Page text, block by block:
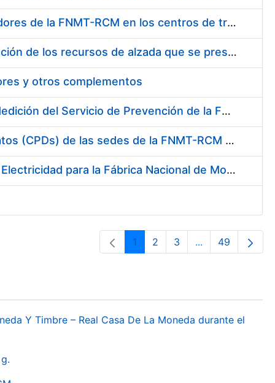
Suministro de gafas graduadas antiproyecciones para los trabajadores de la FNMT-RCM en los centros de trabajo de Madrid y Burgos
Servicios de una empresa externa para el asesoramiento y resolución de los recursos de alzada que se presentan relacionados con procesos de selección para la FNMT-RCM
y otros complementos
Servicio de Calibración y Verificación Externa de los Equipos de Medición del Servicio de Prevención de la FNMT-RCM
Conexión mediante Fibra Óptica de los Centros de Proceso de Datos (CPDs) de las sedes de la FNMT-RCM de Burgos y Madrid
Contratación de acuerdo marco para el Suministro de Material de Electricidad para la Fábrica Nacional de Moneda y Timbre-Real Casa de la Moneda en su centro de trabajo de Burgos
Pàgina
1 Pàgina
2 Pàgina
3 ...PàginesPàgina
49
Y Timbre – Real Casa De La Moneda durante el